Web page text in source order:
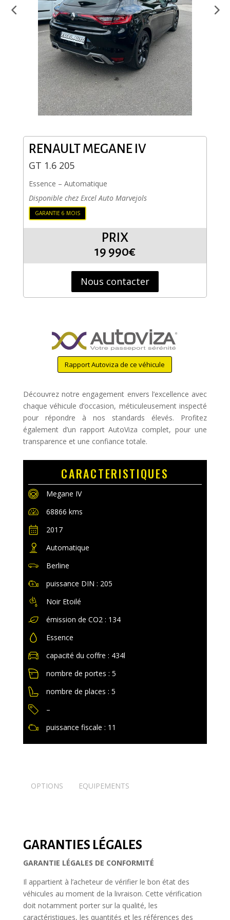
RENAULTMEGANE IV
GT 1.6 205
Essence – Automatique
Disponible chez Excel Auto Marvejols
GARANTIE 6 MOIS
PRIX
19 990€
Nous contacter
Rapport Autoviza de ce véhicule
Découvrez notre engagement envers l’excellence avec
chaque véhicule d’occasion, méticuleusement inspecté
pour répondre à nos standards élevés. Profitez
également d’un rapport AutoViza complet, pour une
transparence et une confiance totale.
CARACTERISTIQUES
Megane IV
68866 kms
2017
Automatique
Berline
puissance DIN : 205
Noir Etoilé
émission de CO2 : 134
Essence
capacité du coffre : 434l
nombre de portes : 5
nombre de places : 5
–
puissance fiscale : 11
OPTIONS EQUIPEMENTS
GARANTIES LÉGALES
GARANTIE LÉGALES DE CONFORMITÉ
Il appartient à l’acheteur de vérifier le bon état des
véhicules au moment de la livraison. Cette vérification
doit notamment porter sur la qualité, les
caractéristiques, les quantités et les références des